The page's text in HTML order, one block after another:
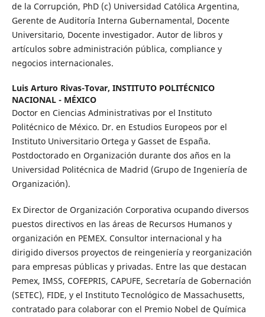
de la Corrupción, PhD (c) Universidad Católica Argentina,
Gerente de Auditoría Interna Gubernamental, Docente
Universitario, Docente investigador. Autor de libros y
artículos sobre administración pública, compliance y
negocios internacionales.
Luis Arturo Rivas-Tovar, INSTITUTO POLITÉCNICO
NACIONAL - MÉXICO
Doctor en Ciencias Administrativas por el Instituto
Politécnico de México. Dr. en Estudios Europeos por el
Instituto Universitario Ortega y Gasset de España.
Postdoctorado en Organización durante dos años en la
Universidad Politécnica de Madrid (Grupo de Ingeniería de
Organización).
Ex Director de Organización Corporativa ocupando diversos
puestos directivos en las áreas de Recursos Humanos y
organización en PEMEX. Consultor internacional y ha
dirigido diversos proyectos de reingeniería y reorganización
para empresas públicas y privadas. Entre las que destacan
Pemex, IMSS, COFEPRIS, CAPUFE, Secretaría de Gobernación
(SETEC), FIDE, y el Instituto Tecnológico de Massachusetts,
contratado para colaborar con el Premio Nobel de Química